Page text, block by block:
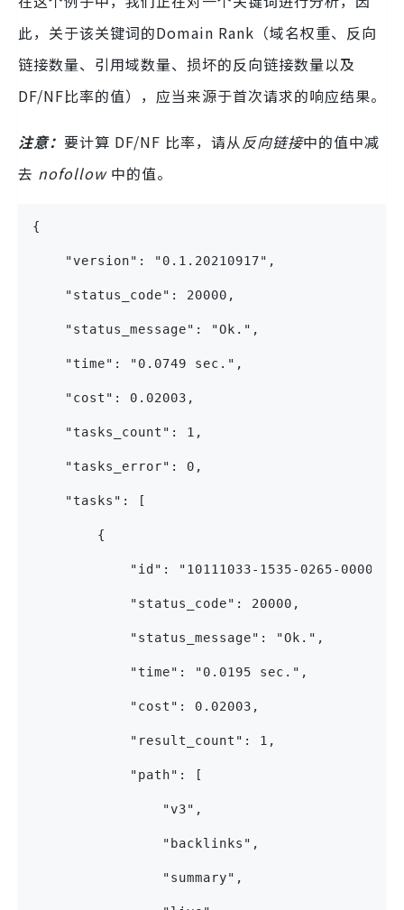
此，关于该关键词的Domain Rank（域名权重、反向
链接数量、引用域数量、损坏的反向链接数量以及
DF/NF比率的值），应当来源于首次请求的响应结果。
注意： 要计算 DF/NF 比率，请从反向链接中的值中减
去 nofollow中的值。
{
    "version": "0.1.20210917",
    "status_code": 20000,
    "status_message": "Ok.",
    "time": "0.0749 sec.",
    "cost": 0.02003,
    "tasks_count": 1,
    "tasks_error": 0,
    "tasks": [
        {
"id": "10111033-1535-0265-0000-
            "status_code": 20000,
            "status_message": "Ok.",
            "time": "0.0195 sec.",
            "cost": 0.02003,
            "result_count": 1,
            "path": [
                "v3",
                "backlinks",
                "summary",